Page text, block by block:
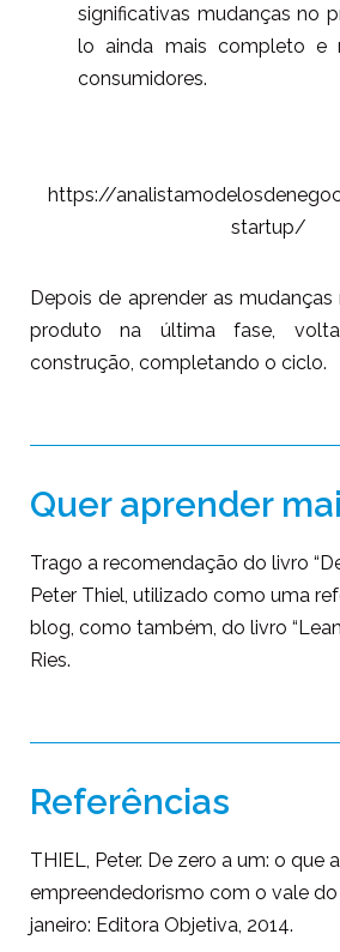
significativas mudanças no
lo ainda mais completo e
consumidores.
https://
startup/
Depois de aprender as mudanças
produto na última fase,
construção, completando o ciclo.
Quer aprender
Trago a recomendação do livro
Peter Thiel, utilizado como uma
blog, como também, do livro
Ries.
Referências
THIEL, Peter. De zero a um: o que
empreendedorismo com o vale do
janeiro: Editora Objetiva, 2014.